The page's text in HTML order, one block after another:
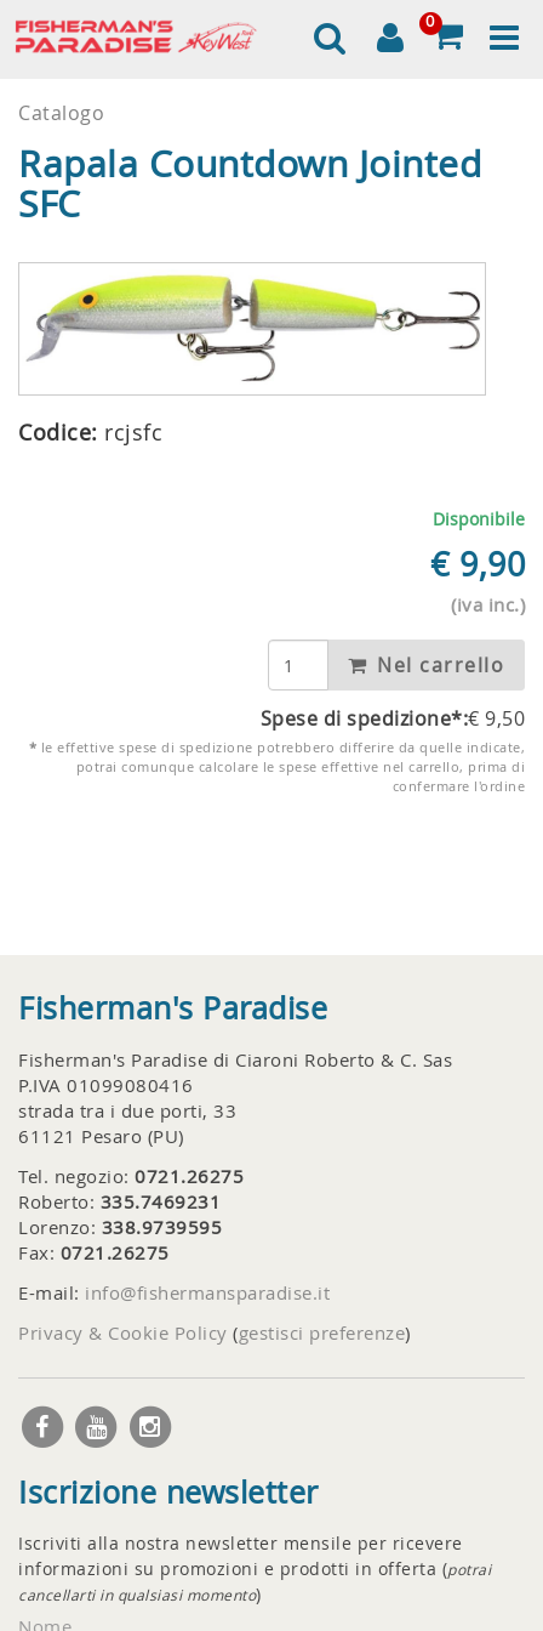
0
Catalogo
Rapala Countdown Jointed
SFC
Codice: rcjsfc
Disponibile
€ 9,90
(iva inc.)
Nel carrello
Spese di spedizione*:€ 9,50
* le effettive spese di spedizione potrebbero differire da quelle indicate,
potrai comunque calcolare le spese effettive nel carrello, prima di
confermare l'ordine
Fisherman's Paradise
Fisherman's Paradise di Ciaroni Roberto & C. Sas
P.IVA 01099080416
strada tra i due porti, 33
61121 Pesaro (PU)
Tel. negozio: 0721.26275
Roberto: 335.7469231
Lorenzo: 338.9739595
Fax: 0721.26275
E-mail: info@fishermansparadise.it
Privacy & Cookie Policy (gestisci preferenze)
Iscrizione newsletter
Iscriviti alla nostra newsletter mensile per ricevere
informazioni su promozioni e prodotti in offerta (potrai
cancellarti in qualsiasi momento)